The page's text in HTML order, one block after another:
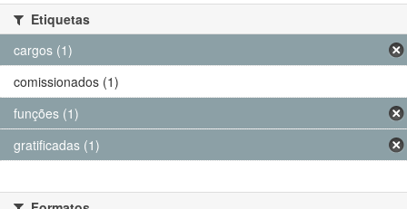
Etiquetas
cargos (1)
comissionados (1)
funções (1)
gratificadas (1)